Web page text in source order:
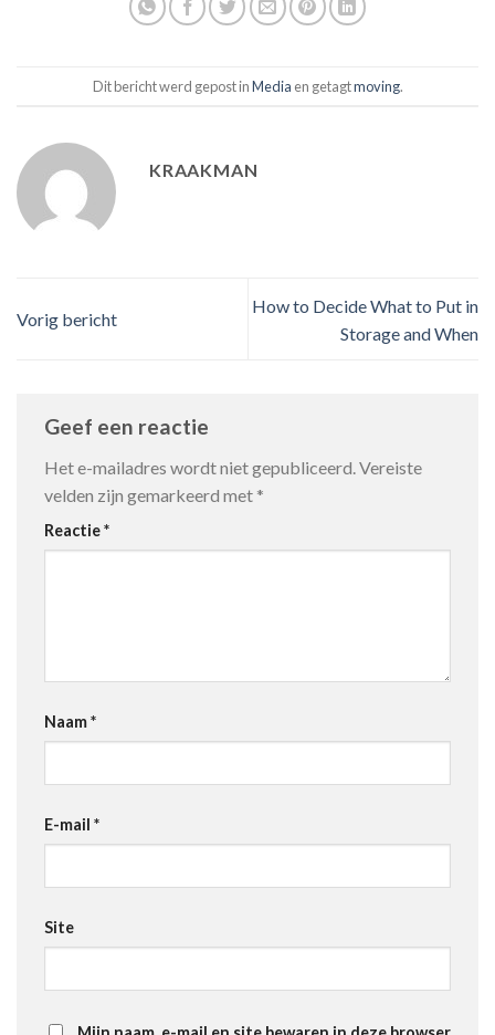
Dit bericht werd gepost inMedia en getagtmoving.
KRAAKMAN
Vorig bericht
How to Decide What to Put in
Storage and When
Geef een reactie
Het e-mailadres wordt niet gepubliceerd.Vereiste
velden zijn gemarkeerd met *
Reactie*
Naam*
E-mail *
Site